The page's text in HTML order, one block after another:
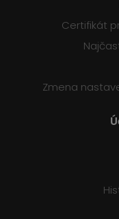
Certifikát
Zmena